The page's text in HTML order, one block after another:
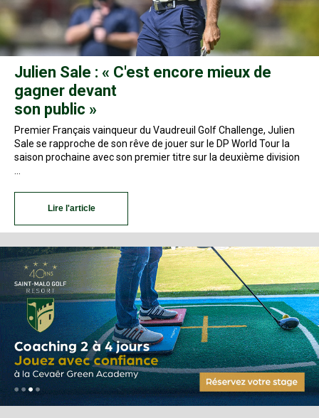
Julien Sale : « C'est encore mieux de
gagner devant
son public »
Premier Français vainqueur du Vaudreuil Golf Challenge, Julien
Sale se rapproche de son rêve de jouer sur le DP World Tour la
saison prochaine avec son premier titre sur la deuxième division
Lire l'article